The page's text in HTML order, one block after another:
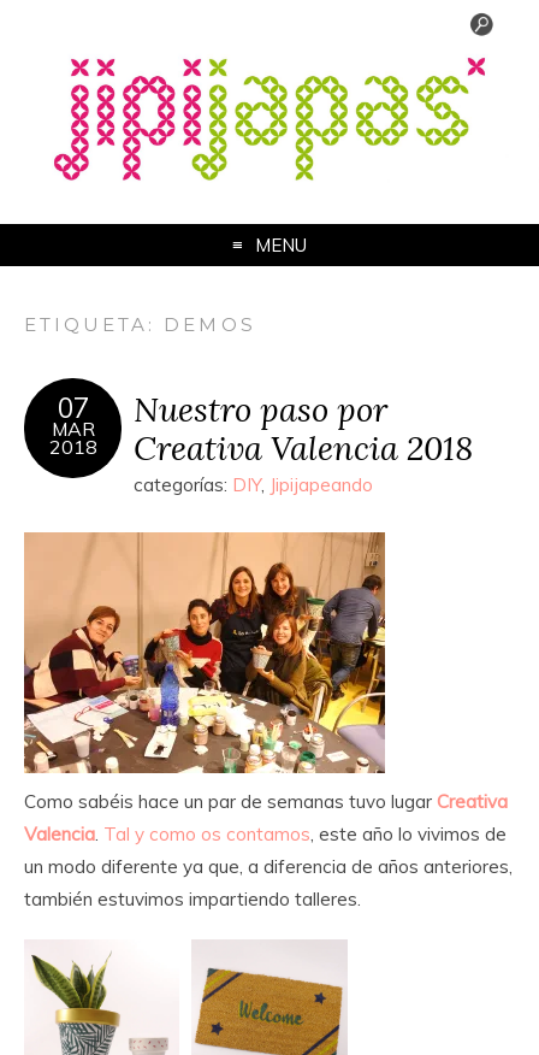
MENU
ETIQUETA: DEMOS
07
MAR
2018
Nuestro paso por
Creativa Valencia 2018
categorías: DIY, Jipijapeando
Como sabéis hace un par de semanas tuvo lugar Creativa
Valencia. Tal y como os contamos, este año lo vivimos de
un modo diferente ya que, a diferencia de años anteriores,
también estuvimos impartiendo talleres.